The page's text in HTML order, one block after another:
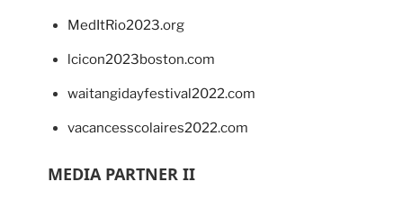
MedItRio2023.org
lcicon2023boston.com
waitangidayfestival2022.com
vacancesscolaires2022.com
MEDIA PARTNER II